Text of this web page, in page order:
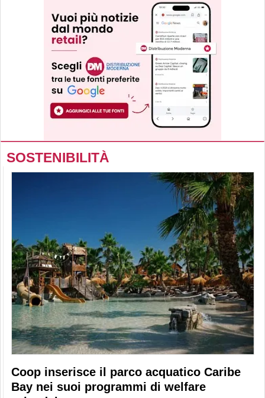
SOSTENIBILITÀ
Coop inserisce il parco acquatico Caribe
Bay nei suoi programmi di welfare